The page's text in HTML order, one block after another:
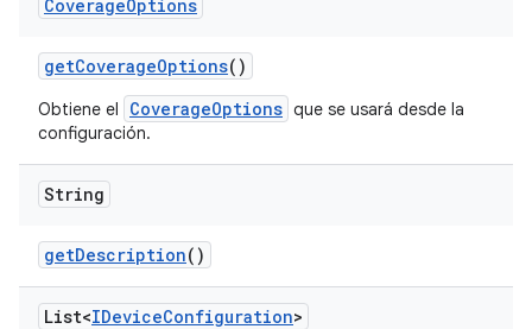
CoverageOptions
getCoverageOptions()
Obtiene el CoverageOptions que se usará desde la
configuración.
String
getDescription()
List<IDeviceConfiguration>